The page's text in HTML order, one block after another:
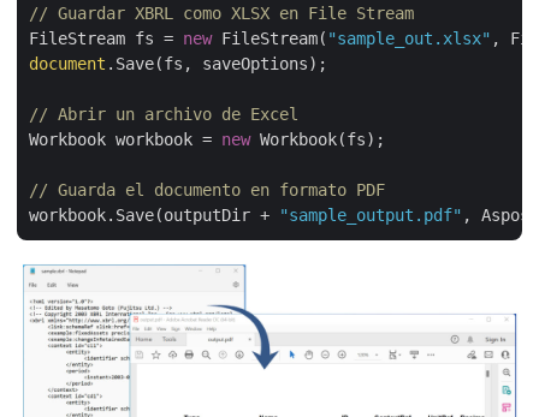
// Guardar XBRL como XLSX en File Stream
FileStream fs = new FileStream( "sample_out.xlsx"
document .Save(fs, saveOptions);
// Abrir un archivo de Excel
Workbook workbook = new Workbook(fs);
// Guarda el documento en formato PDF
workbook.Save(outputDir +
"sample_output.pdf"